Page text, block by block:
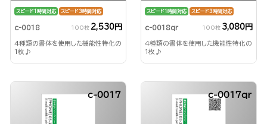
スピード1時間対応 スピード3時間対応
c-0018 100枚 2,530円
4種類の書体を使用した機能性特化の
1枚♪
スピード1時間対応 スピード3時間対応
c-0018qr 100枚 3,080円
4種類の書体を使用した機能性特化の
1枚♪
c-0017 c-0017qr